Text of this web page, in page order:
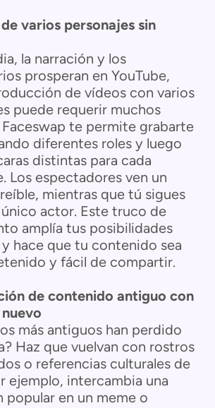
varios personajes sin
la narración y los
prosperan en YouTube,
de vídeos con varios
puede requerir muchos
Faceswap te permite grabarte
diferentes roles y luego
distintas para cada
Los espectadores ven un
mientras que tú sigues
actor. Este truco de
amplía tus posibilidades
hace que tu contenido sea
y fácil de compartir.
de contenido antiguo con
más antiguos han perdido
Haz que vuelvan con rostros
o referencias culturales de
ejemplo, intercambia una
popular en un meme o